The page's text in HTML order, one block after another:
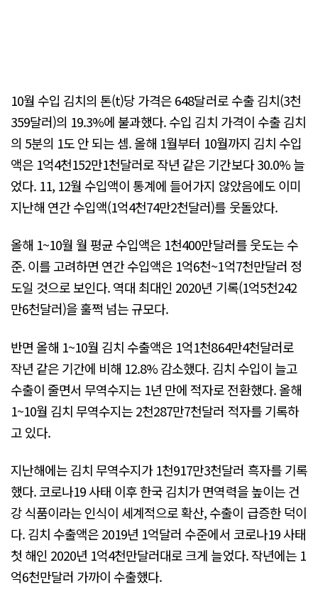
10월 수입 김치의 톤(t)당 가격은 648달러로 수출 김치(3천
359달러)의 19.3%에 불과했다. 수입 김치 가격이 수출 김치
의 5분의 1도 안 되는 셈. 올해 1월부터 10월까지 김치 수입
액은 1억4천152만1천달러로 작년 같은 기간보다 30.0% 늘
었다. 11, 12월 수입액이 통계에 들어가지 않았음에도 이미
지난해 연간 수입액(1억4천74만2천달러)를 웃돌았다.
올해 1~10월 월 평균 수입액은 1천400만달러를 웃도는 수
준. 이를 고려하면 연간 수입액은 1억6천~1억7천만달러 정
도일 것으로 보인다. 역대 최대인 2020년 기록(1억5천242
만6천달러)을 훌쩍 넘는 규모다.
반면 올해 1~10월 김치 수출액은 1억1천864만4천달러로
작년 같은 기간에 비해 12.8% 감소했다. 김치 수입이 늘고
수출이 줄면서 무역수지는 1년 만에 적자로 전환했다. 올해
1~10월 김치 무역수지는 2천287만7천달러 적자를 기록하
고 있다.
지난해에는 김치 무역수지가 1천917만3천달러 흑자를 기록
했다. 코로나19 사태 이후 한국 김치가 면역력을 높이는 건
강 식품이라는 인식이 세계적으로 확산, 수출이 급증한 덕이
다. 김치 수출액은 2019년 1억달러 수준에서 코로나19 사태
첫 해인 2020년 1억4천만달러대로 크게 늘었다. 작년에는 1
억6천만달러 가까이 수출했다.